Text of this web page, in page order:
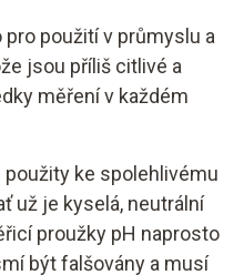
použití v průmyslu a
jsou příliš citlivé a
měření v každém
ke spolehlivému
už je kyselá, neutrální
proužky pH naprosto
být falšovány a musí